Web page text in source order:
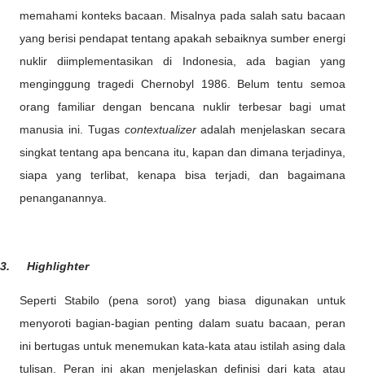
memahami konteks bacaan. Misalnya pada salah satu bacaan
yang berisi pendapat tentang apakah sebaiknya sumber energi
nuklir diimplementasikan di Indonesia, ada bagian yang
menginggung tragedi Chernobyl 1986. Belum tentu semoa
orang familiar dengan bencana nuklir terbesar bagi umat
manusia ini. Tugas contextualizeradalah menjelaskan secara
singkat tentang apa bencana itu, kapan dan dimana terjadinya,
siapa yang terlibat, kenapa bisa terjadi, dan bagaimana
penanganannya.
3. Highlighter
Seperti Stabilo (pena sorot) yang biasa digunakan untuk
menyoroti bagian-bagian penting dalam suatu bacaan, peran
ini bertugas untuk menemukan kata-kata atau istilah asing dala
tulisan. Peran ini akan menjelaskan definisi dari kata atau